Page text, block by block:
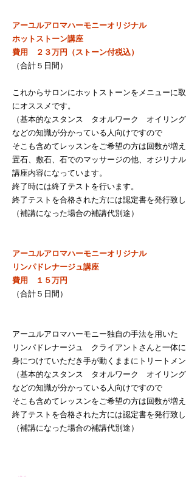
アーユルアロマハーモニーオリジナル
ホットストーン講座
費用 ２３万円（ストーン付税込）
（合計５日間）
これからサロンにホットストーンをメニューに
にオススメです。
（基本的なスタンス タオルワーク オイリング
などの知識が分かっている人向けですので
そこも含めてレッスンをご希望の方は回数が増え
置石、敷石、石でのマッサージの他、オジリナ
講座内容になっています。
終了時には終了テストを行います。
終了テストを合格された方には認定書を発行致し
（補講になった場合の補講代別途）
アーユルアロマハーモニーオリジナル
リンパドレナージュ講座
費用 １５万円
（合計５日間）
アーユルアロマハーモニー独自の手法を用いた
リンパドレナージュ クライアントさんと一体
身につけていただき手が動くままにトリートメン
（基本的なスタンス タオルワーク オイリング
などの知識が分かっている人向けですので
そこも含めてレッスンをご希望の方は回数が増え
終了テストを合格された方には認定書を発行致し
（補講になった場合の補講代別途）